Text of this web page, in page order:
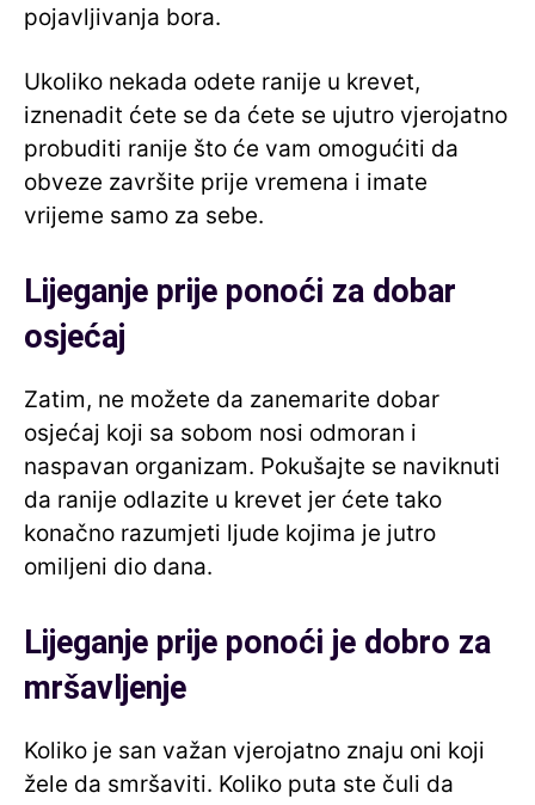
pojavljivanja bora.
Ukoliko nekada odete ranije u krevet,
iznenadit ćete se da ćete se ujutro vjerojatno
probuditi ranije što će vam omogućiti da
obveze završite prije vremena i imate
vrijeme samo za sebe.
Lijeganje prije ponoći za dobar
osjećaj
Zatim, ne možete da zanemarite dobar
osjećaj koji sa sobom nosi odmoran i
naspavan organizam. Pokušajte se naviknuti
da ranije odlazite u krevet jer ćete tako
konačno razumjeti ljude kojima je jutro
omiljeni dio dana.
Lijeganje prije ponoći je dobro za
mršavljenje
Koliko je san važan vjerojatno znaju oni koji
žele da smršaviti. Koliko puta ste čuli da